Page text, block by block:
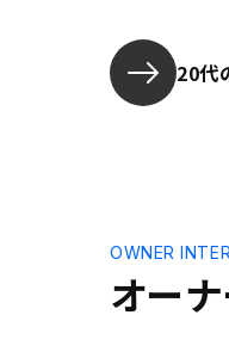
20代
オー
OWNER